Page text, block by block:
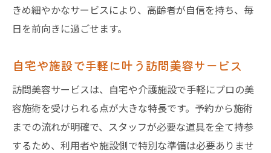
きめ細やかなサービスにより、高齢者が自信を持ち、毎
日を前向きに過ごせます。
自宅や施設で手軽に叶う訪問美容サービス
訪問美容サービスは、自宅や介護施設で手軽にプロの美
容施術を受けられる点が大きな特長です。予約から施術
までの流れが明確で、スタッフが必要な道具を全て持参
するため、利用者や施設側で特別な準備は必要ありませ